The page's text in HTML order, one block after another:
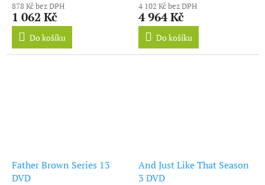
878 Kč bez DPH
1 062 Kč
Do košíku
4 102 Kč bez DPH
4 964 Kč
Do košíku
Father Brown Series 13
DVD
And Just Like That Season
3 DVD